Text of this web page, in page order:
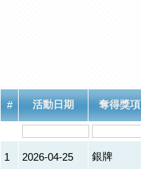
# 活動日期 奪得獎項
1 2026-04-25 銀牌